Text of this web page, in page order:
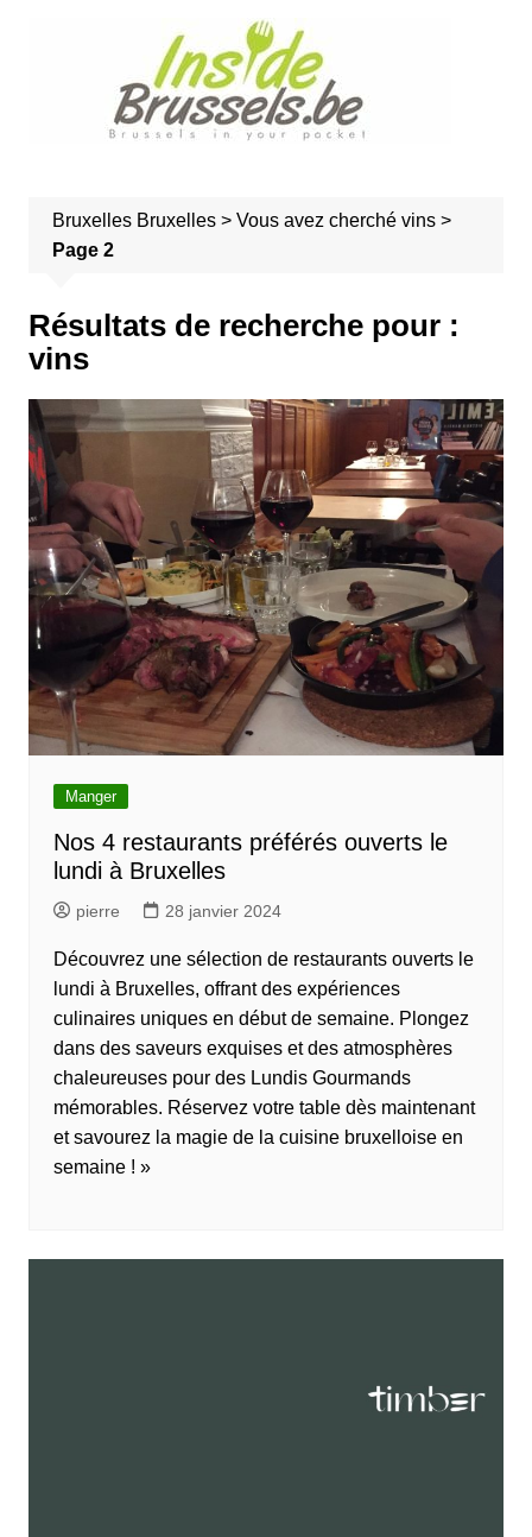
Bruxelles Bruxelles> Vous avez cherché vins>
Page 2
Résultats de recherche pour :
vins
Manger
Nos 4 restaurants préférés ouverts le
lundi à Bruxelles
pierre 28 janvier 2024
Découvrez une sélection de restaurants ouverts le
lundi à Bruxelles, offrant des expériences
culinaires uniques en début de semaine. Plongez
dans des saveurs exquises et des atmosphères
chaleureuses pour des Lundis Gourmands
mémorables. Réservez votre table dès maintenant
et savourez la magie de la cuisine bruxelloise en
semaine ! »